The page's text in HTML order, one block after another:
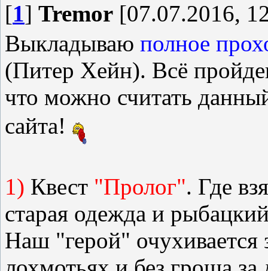
[1] Tremor [07.07.2016,
Выкладываю полное
(Питер Хейн). Всё
что можно считать
сайта!
1) Квест "Пролог". Где
старая одежда и
Наш "герой" очухивается